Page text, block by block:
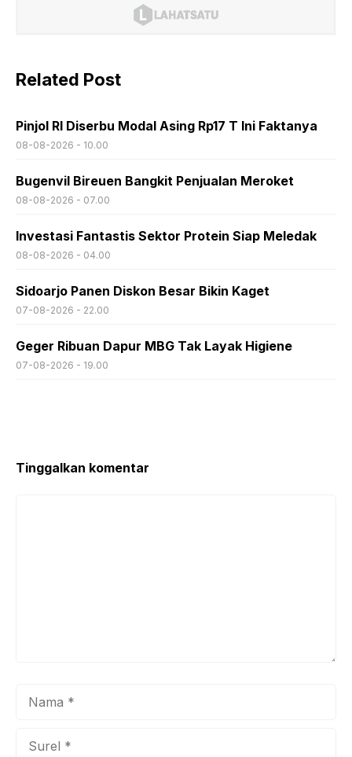
Related Post
Pinjol RI Diserbu Modal Asing Rp17 T Ini Faktanya
08-08-2026 - 10.00
Bugenvil Bireuen Bangkit Penjualan Meroket
08-08-2026 - 07.00
Investasi Fantastis Sektor Protein Siap Meledak
08-08-2026 - 04.00
Sidoarjo Panen Diskon Besar Bikin Kaget
07-08-2026 - 22.00
Geger Ribuan Dapur MBG Tak Layak Higiene
07-08-2026 - 19.00
Tinggalkan komentar